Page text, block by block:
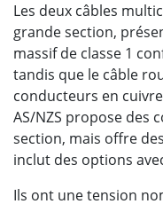
Les deux câbles
grande section,
massif de classe 1
tandis que le câble
conducteurs en
AS/NZS propose des
section, mais offre
inclut des options
Ils ont une tension